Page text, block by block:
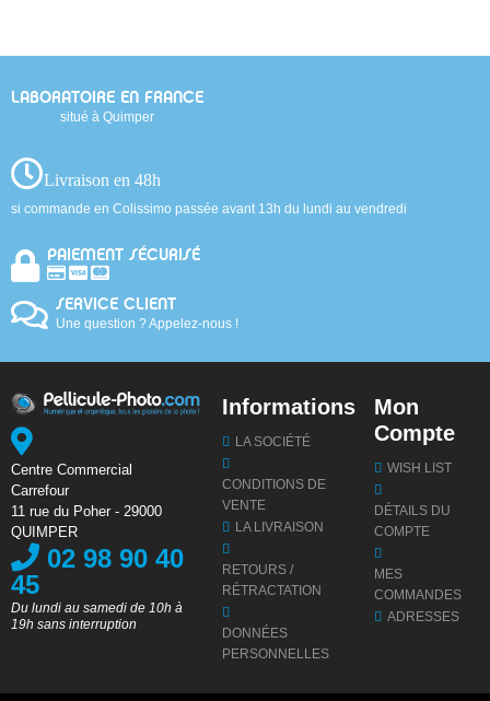
LABORATOIRE EN FRANCE
situé à Quimper
Livraison en 48h
si commande en Colissimo passée avant 13h du lundi au vendredi
PAIEMENT SÉCURISÉ
SERVICE CLIENT
Une question ? Appelez-nous !
Centre Commercial
Carrefour
11 rue du Poher - 29000
QUIMPER
02 98 90 40
45
Du lundi au samedi de 10h à
19h sans interruption
Informations
LA SOCIÉTÉ
CONDITIONS DE
VENTE
LA LIVRAISON
RETOURS /
RÉTRACTATION
DONNÉES
PERSONNELLES
Mon
Compte
WISH LIST
DÉTAILS DU
COMPTE
MES
COMMANDES
ADRESSES